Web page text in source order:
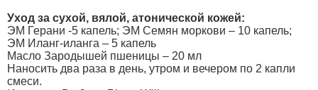
Уход за сухой, вялой, атонической кожей:
ЭМ Герани -5 капель; ЭМ Семян моркови – 10 капель;
ЭМ Иланг-иланга – 5 капель
Масло Зародышей пшеницы – 20 мл
Наносить два раза в день, утром и вечером по 2 капли
смеси.